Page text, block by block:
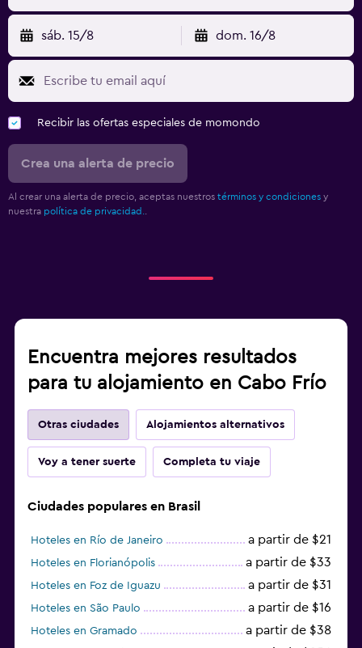
sáb. 15/8 dom. 16/8
Recibir las ofertas especiales de momondo
Crea una alerta de precio
Al crear una alerta de precio, aceptas nuestros términos y condiciones y
nuestra política de privacidad.
Encuentra mejores resultados
para tu alojamiento en Cabo Frío
Otras ciudades Alojamientos alternativos
Voy a tener suerte Completa tu viaje
Ciudades populares en Brasil
Hoteles en Río de Janeiro a partir de $21
Hoteles en Florianópolis a partir de $33
Hoteles en Foz de Iguazu a partir de $31
Hoteles en São Paulo a partir de $16
Hoteles en Gramado a partir de $38